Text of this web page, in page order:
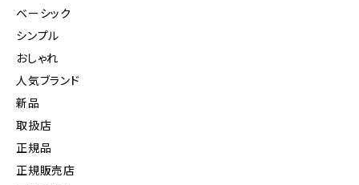
ベーシック
シンプル
おしゃれ
人気ブランド
新品
取扱店
正規品
正規販売店